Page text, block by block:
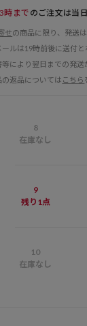
時までのご注文は当
せの商品に限り、発送
ルは19時前後に送付と
により翌日までの発送
返品については こちら
8
在庫なし
9
残り1点
10
在庫なし